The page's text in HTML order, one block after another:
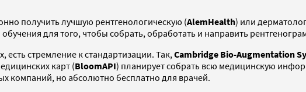
получить лучшую рентгенологическую (AlemHealth) или
для того, чтобы собрать, обработать и направить
есть стремление к стандартизации. Так,Cambridge Bio-Augmentation
карт (BloomAPI) планирует собрать всю медицинскую
компаний, но абсолютно бесплатно для врачей.